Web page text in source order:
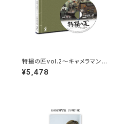
特撮の匠vol.2～キャメラマン・
照明・美術デザイン・音響効果
編～
¥5,478